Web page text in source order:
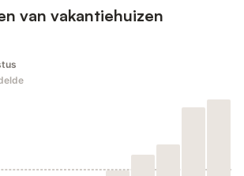
van vakantiehuizen